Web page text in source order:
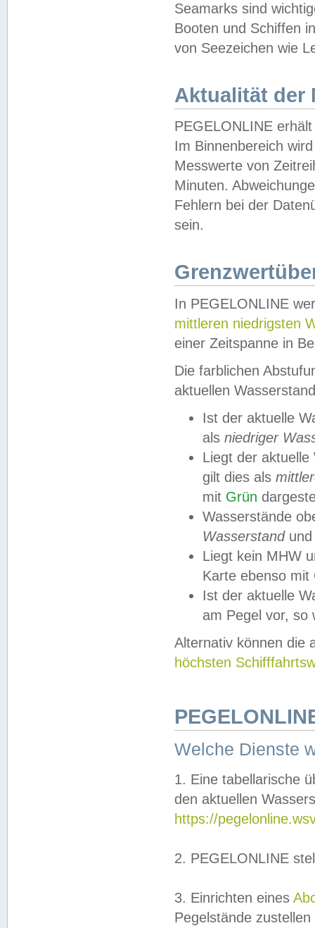
Seamarks sind
Booten und Schiffen
von Seezeichen wie
Aktualität der
PEGELONLINE
Im Binnenbereich
Messwerte von
Minuten.
Fehlern bei der
sein.
In PEGELONLINE
mittleren niedrigsten
einer Zeitspanne in
Die farblichen
aktuellen
Ist der aktuelle
als niedriger
Liegt der
gilt dies als
mit Grün
Wasserstände
Wasserstandund
Liegt kein MHW
Karte ebenso mit
Ist der aktuelle
am Pegel vor,
Alternativ können die
höchsten
Welche Dienste
1. Eine tabellarische
den aktuellen
https://
2. PEGELONLINE
3. Einrichten eines
Pegelstände